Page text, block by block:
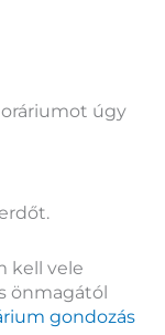
úgy
kell vele
önmagától
gondozás